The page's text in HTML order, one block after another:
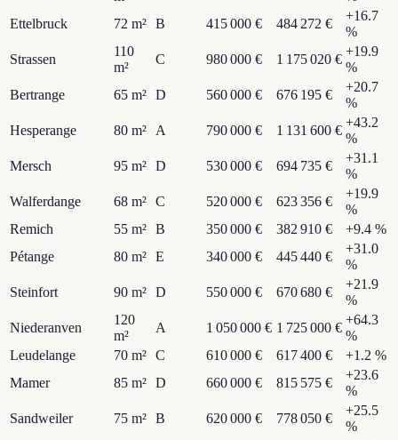
Ettelbruck
72 m² B 415 000 € 484 272 €
+16.7
%
Strassen
110
m²
C 980 000 € 1 175 020 €
+19.9
%
Bertrange
65 m² D 560 000 € 676 195 €
+20.7
%
Hesperange
80 m² A 790 000 € 1 131 600 €
+43.2
%
Mersch
95 m² D 530 000 € 694 735 €
+31.1
%
Walferdange
68 m² C 520 000 € 623 356 €
+19.9
%
Remich
55 m² B 350 000 € 382 910 € +9.4 %
Pétange
80 m² E 340 000 € 445 440 €
+31.0
%
Steinfort
90 m² D 550 000 € 670 680 €
+21.9
%
Niederanven
120
m²
A 1 050 000 € 1 725 000 €
+64.3
%
Leudelange
70 m² C 610 000 € 617 400 € +1.2 %
Mamer
85 m² D 660 000 € 815 575 €
+23.6
%
Sandweiler
75 m² B 620 000 € 778 050 €
+25.5
%